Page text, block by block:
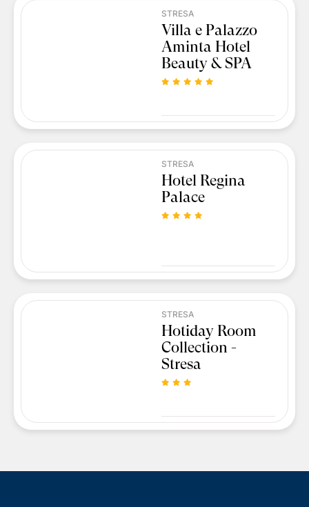
STRESA
Villa e Palazzo
Aminta Hotel
Beauty & SPA
STRESA
Hotel Regina
Palace
STRESA
Hotiday Room
Collection -
Stresa